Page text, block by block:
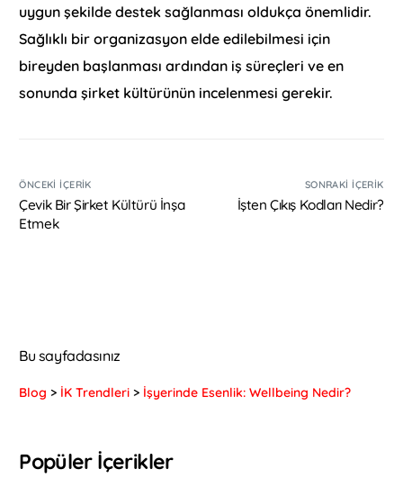
uygun şekilde destek sağlanması oldukça önemlidir.
Sağlıklı bir organizasyon elde edilebilmesi için
bireyden başlanması ardından iş süreçleri ve en
sonunda şirket kültürünün incelenmesi gerekir.
ÖNCEKI İÇERIK
Çevik Bir Şirket Kültürü İnşa
Etmek
SONRAKI İÇERIK
İşten Çıkış Kodları Nedir?
Bu sayfadasınız
Blog > İK Trendleri > İşyerinde Esenlik: Wellbeing Nedir?
Popüler İçerikler